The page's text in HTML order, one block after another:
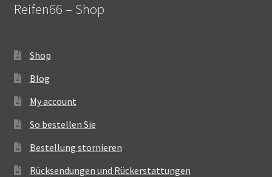
Reifen66 – Shop
Shop
Blog
My account
So bestellen Sie
Bestellung stornieren
Rücksendungen und Rückerstattungen